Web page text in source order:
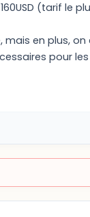
(tarif le
en plus,
pour